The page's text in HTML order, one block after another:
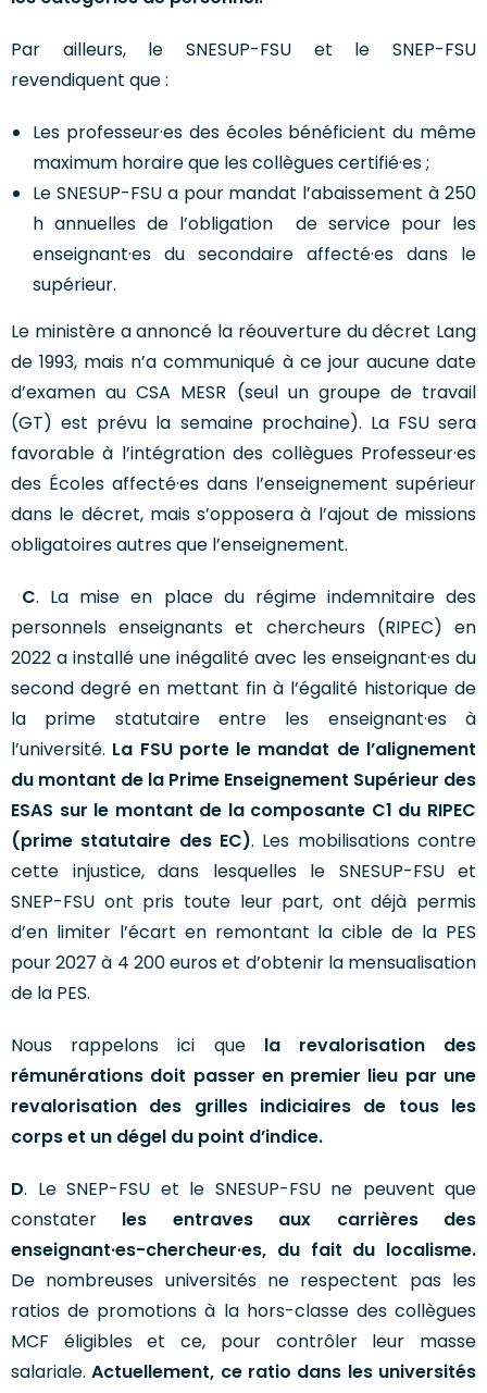
Par ailleurs, le SNESUP-FSU et le SNEP-FSU
revendiquent que :
Les professeur·es des écoles bénéficient du même
maximum horaire que les collègues certifié·es ;
Le SNESUP-FSU a pour mandat l’abaissement à 250
h annuelles de l’obligation de service pour les
enseignant·es du secondaire affecté·es dans le
supérieur.
Le ministère a annoncé la réouverture du décret Lang
de 1993, mais n’a communiqué à ce jour aucune date
d’examen au CSA MESR (seul un groupe de travail
(GT) est prévu la semaine prochaine). La FSU sera
favorable à l’intégration des collègues Professeur·es
des Écoles affecté·es dans l’enseignement supérieur
dans le décret, mais s’opposera à l’ajout de missions
obligatoires autres que l’enseignement.
C. La mise en place du régime indemnitaire des
personnels enseignants et chercheurs (RIPEC) en
2022 a installé une inégalité avec les enseignant·es du
second degré en mettant fin à l’égalité historique de
la prime statutaire entre les enseignant·es à
l’université. La FSU porte le mandat de l’alignement
du montant de la Prime Enseignement Supérieur des
ESAS sur le montant de la composante C1 du RIPEC
(prime statutaire des EC). Les mobilisations contre
cette injustice, dans lesquelles le SNESUP-FSU et
SNEP-FSU ont pris toute leur part, ont déjà permis
d’en limiter l’écart en remontant la cible de la PES
pour 2027 à 4 200 euros et d’obtenir la mensualisation
de la PES.
Nous rappelons ici que la revalorisation des
rémunérations doit passer en premier lieu par une
revalorisation des grilles indiciaires de tous les
corps et un dégel du point d’indice.
D. Le SNEP-FSU et le SNESUP-FSU ne peuvent que
constater les entraves aux carrières des
enseignant·es-chercheur·es, du fait du localisme.
De nombreuses universités ne respectent pas les
ratios de promotions à la hors-classe des collègues
MCF éligibles et ce, pour contrôler leur masse
salariale.Actuellement, ce ratio dans les universités